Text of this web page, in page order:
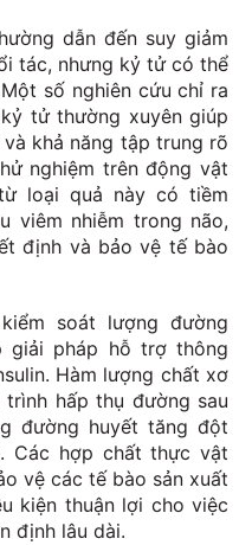
dẫn đến suy giảm
tác, nhưng kỷ tử có thể
số nghiên cứu chỉ ra
tử thường xuyên giúp
khả năng tập trung rõ
nghiệm trên động vật
loại quả này có tiềm
viêm nhiễm trong não,
định và bảo vệ tế bào
soát lượng đường
giải pháp hỗ trợ thông
Hàm lượng chất xơ
hấp thụ đường sau
đường huyết tăng đột
Các hợp chất thực vật
vệ các tế bào sản xuất
kiện thuận lợi cho việc
định lâu dài.